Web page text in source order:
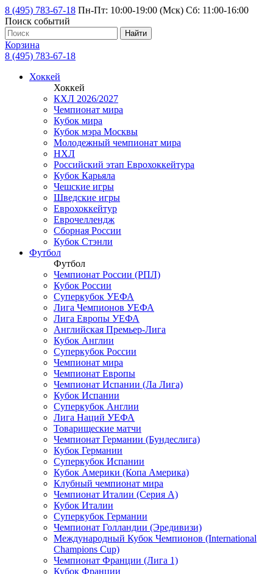
8 (495) 783-67-18 Пн-Пт: 10:00-19:00 (Мск) Сб: 11:00-16:00
Поиск событий
Найти
Корзина
8 (495) 783-67-18
Хоккей
Хоккей
КХЛ 2026/2027
Чемпионат мира
Кубок мира
Кубок мэра Москвы
Молодежный чемпионат мира
НХЛ
Российский этап Еврохоккейтура
Кубок Карьяла
Чешские игры
Шведские игры
Еврохоккейтур
Еврочеллендж
Сборная России
Кубок Стэнли
Футбол
Футбол
Чемпионат России (РПЛ)
Кубок России
Суперкубок УЕФА
Лига Чемпионов УЕФА
Лига Европы УЕФА
Английская Премьер-Лига
Кубок Англии
Суперкубок России
Чемпионат мира
Чемпионат Европы
Чемпионат Испании (Ла Лига)
Кубок Испании
Суперкубок Англии
Лига Наций УЕФА
Товарищеские матчи
Чемпионат Германии (Бундеслига)
Кубок Германии
Суперкубок Испании
Кубок Америки (Копа Америка)
Клубный чемпионат мира
Чемпионат Италии (Серия А)
Кубок Италии
Суперкубок Германии
Чемпионат Голландии (Эредивизи)
Международный Кубок Чемпионов (International
Champions Cup)
Чемпионат Франции (Лига 1)
Кубок Франции